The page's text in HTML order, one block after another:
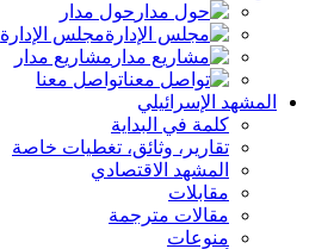
حول مدار
مجلس الإدارة
مشاريع مدار
تواصل معنا
المشهد الإسرائيلي
كلمة في البداية
تقارير، وثائق، تغطيات خاصة
المشهد الاقتصادي
مقابلات
مقالات مترجمة
منوعات